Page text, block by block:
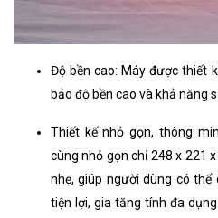
Độ bền cao: Máy được thiết
bảo độ bền cao và khả năng
Thiết kế nhỏ gọn, thông
cùng nhỏ gọn chỉ 248 x 221
nhẹ, giúp người dùng có
tiện lợi, gia tăng tính đa